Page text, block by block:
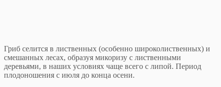
Гриб селится в лиственных (особенно широколиственных) и
смешанных лесах, образуя микоризу с лиственными
деревьями, в наших условиях чаще всего с липой. Период
плодоношения с июля до конца осени.